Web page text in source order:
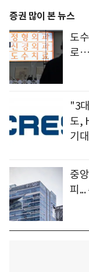
증권 많이 본 뉴스
도
로…
"3
도,
기대
중
피